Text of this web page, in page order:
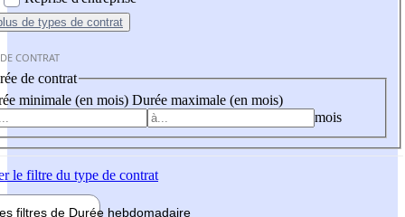
de types de contrat
CONTRAT
de contrat
minimale (en mois) Durée maximale (en mois)
mois
le filtre du type de contrat
filtres de Durée hebdomadaire